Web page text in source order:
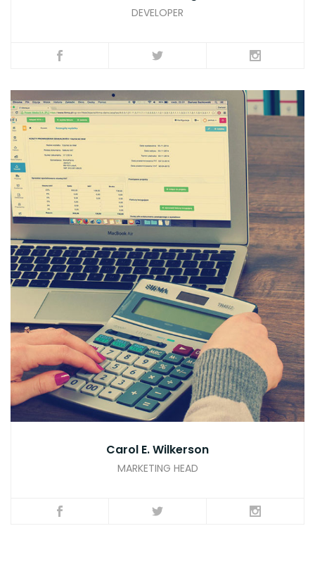
DEVELOPER
Carol E. Wilkerson
MARKETING HEAD